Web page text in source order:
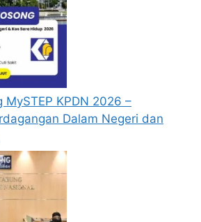
gambar berukuran
salinan sijil-sijil berkaitan)
permohonan.
telah mendaftar dan
yang disenaraikan
lagi memohon semula
permohonan masih
permohonan sila
login/register dan mengisi
yang diminta dengan
tepat.
hanya pemohon yang
MySTEP KPDN 2026 –
Dalam Negeri dan